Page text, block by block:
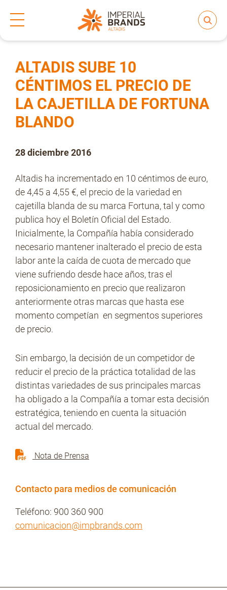
Nuestras Marcas
Regulación
People and Culture
No Contrabando
Prensa
Inicio Notas de prensa
ALTADIS SUBE 10
CÉNTIMOS EL PRECIO DE
LA CAJETILLA DE FORTUNA
BLANDO
28 diciembre 2016
Altadis ha incrementado en 10 céntimos de euro,
de 4,45 a 4,55 €, el precio de la variedad en
cajetilla blanda de su marca Fortuna, tal y como
publica hoy el Boletín Oficial del Estado.
Inicialmente, la Compañía había considerado
necesario mantener inalterado el precio de esta
labor ante la caída de cuota de mercado que
viene sufriendo desde hace años, tras el
reposicionamiento en precio que realizaron
anteriormente otras marcas que hasta ese
momento competían en segmentos superiores
de precio.
Sin embargo, la decisión de un competidor de
reducir el precio de la práctica totalidad de las
distintas variedades de sus principales marcas
ha obligado a la Compañía a tomar esta decisión
estratégica, teniendo en cuenta la situación
actual del mercado.
Nota de Prensa
Contacto para medios de comunicación
Teléfono: 900 360 900
comunicacion@impbrands.com